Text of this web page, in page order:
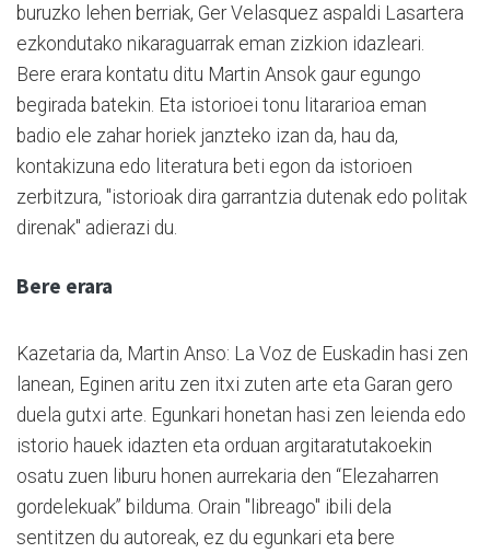
buruzko lehen berriak, Ger Velasquez aspaldi Lasartera
ezkondutako nikaraguarrak eman zizkion idazleari.
Bere erara kontatu ditu Martin Ansok gaur egungo
begirada batekin. Eta istorioei tonu litararioa eman
badio ele zahar horiek janzteko izan da, hau da,
kontakizuna edo literatura beti egon da istorioen
zerbitzura, "istorioak dira garrantzia dutenak edo politak
direnak" adierazi du.
Bere erara
Kazetaria da, Martin Anso: La Voz de Euskadin hasi zen
lanean, Eginen aritu zen itxi zuten arte eta Garan gero
duela gutxi arte. Egunkari honetan hasi zen leienda edo
istorio hauek idazten eta orduan argitaratutakoekin
osatu zuen liburu honen aurrekaria den “Elezaharren
gordelekuak” bilduma. Orain "libreago" ibili dela
sentitzen du autoreak, ez du egunkari eta bere